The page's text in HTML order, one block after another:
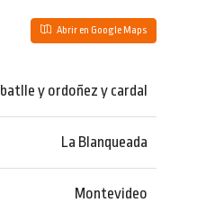
Abrir en Google Maps
batlle y ordoñez y cardal
La Blanqueada
Montevideo